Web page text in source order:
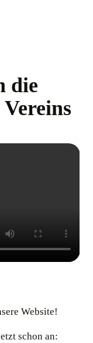
die
Website!
schon an: